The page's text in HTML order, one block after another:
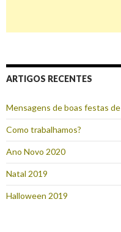
ARTIGOS RECENTES
Mensagens de boas festas
Como trabalhamos?
Ano Novo 2020
Natal 2019
Halloween 2019